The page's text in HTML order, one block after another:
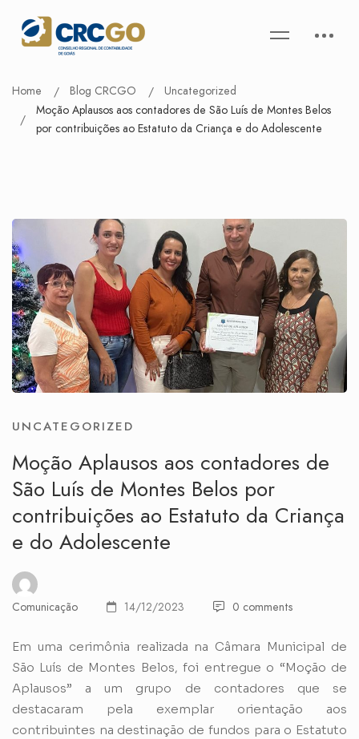
Home Blog CRCGO
Uncategorized
Moção Aplausos aos contadores de São Luís de Montes Belos
por contribuições ao Estatuto da Criança e do Adolescente
UNCATEGORIZED
Moção Aplausos aos contadores de
São Luís de Montes Belos por
contribuições ao Estatuto da Criança
e do Adolescente
Comunicação 14/12/2023 0 comments
Em uma cerimônia realizada na Câmara Municipal de
São Luís de Montes Belos, foi entregue o “Moção de
Aplausos” a um grupo de contadores que se
destacaram pela exemplar orientação aos
contribuintes na destinação de fundos para o Estatuto